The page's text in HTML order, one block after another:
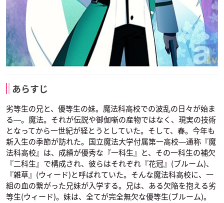
あらすじ
劣等生の兄と、優等生の妹。魔法科高校での波乱の日々が始ま
る―。魔法。それが伝説や御伽噺の産物ではなく、現実の技術
となってから一世紀が経とうとしていた。そして、春。今年も
新入生の季節が訪れた。国立魔法大学付属第一高校―通称『魔
法科高校』は、成績が優秀な『一科生』と、その一科生の補欠
『二科生』で構成され、彼らはそれぞれ『花冠』(ブルーム)、
『雑草』(ウィード)と呼ばれていた。そんな魔法科高校に、一
組の血の繋がった兄妹が入学する。兄は、ある欠陥を抱える劣
等生(ウィード)。妹は、全てが完全無欠な優等生(ブルーム)。